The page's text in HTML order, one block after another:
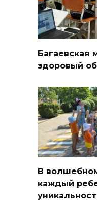
Багаевская
здоровый
В
каждый